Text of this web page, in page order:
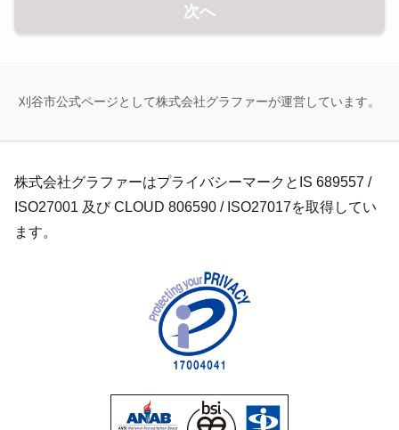
次へ
刈谷市公式ページとして株式会社グラファーが運営しています。
株式会社グラファーはプライバシーマークとIS 689557 /
ISO27001 及び CLOUD 806590 / ISO27017を取得してい
ます。